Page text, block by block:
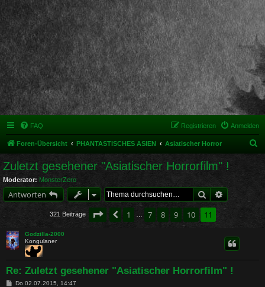
FAQ Anmelden
Registrieren
Foren-Übersicht PHANTASTISCHES ASIEN Asiatischer Horror
Zuletzt gesehener "Asiatischer Horrorfilm" !
Moderator: MonsterZero
Antworten Suche
321 Beiträge Seite 11 11
Vorherige
1 7 8 9 10 11
Godzilla-2000
Kongulaner
Re: Zuletzt gesehener "Asiatischer Horrorfilm" !
BDo 02.07.2015, 14:47